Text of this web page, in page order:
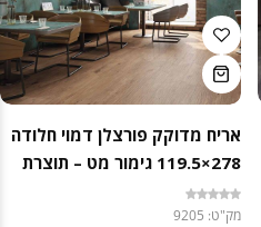
אריח מדוקק פורצלן דמוי חלודה
278×119.5 גימור מט – תוצרת
איטליה
מק"ט: 9205